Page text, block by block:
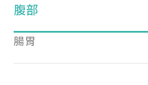
腹部
腸胃